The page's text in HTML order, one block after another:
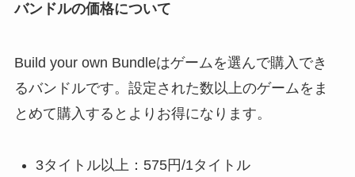
バンドルの価格について
Build your own Bundleはゲームを選んで購入でき
るバンドルです。設定された数以上のゲームをま
とめて購入するとよりお得になります。
3タイトル以上：575円/1タイトル